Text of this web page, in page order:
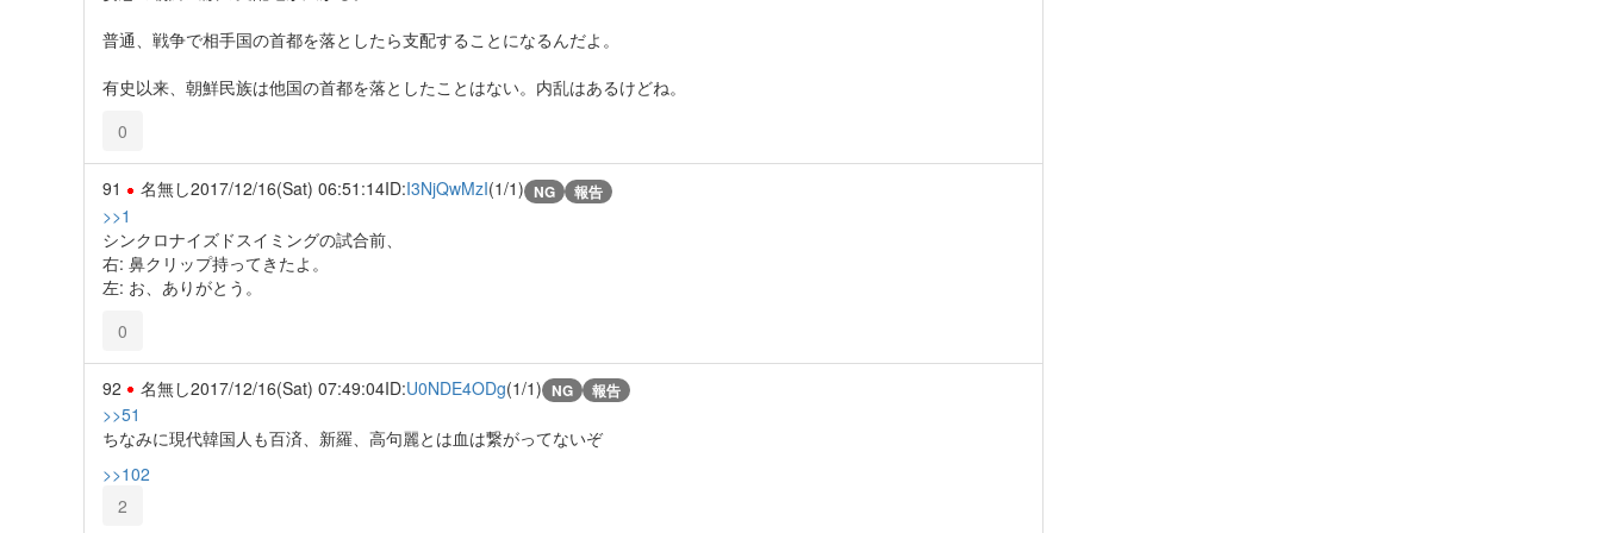
普通、戦争で相手国の首都を落としたら支配することになるんだよ。
有史以来、朝鮮民族は他国の首都を落としたことはない。内乱はあるけどね。
0
91 名無し2017/12/16(Sat) 06:51:14ID:I3NjQwMzI(1/1) NG 報告
>>1
シンクロナイズドスイミングの試合前、
右: 鼻クリップ持ってきたよ。
左: お、ありがとう。
0
92 名無し2017/12/16(Sat) 07:49:04ID:U0NDE4ODg(1/1) NG 報告
>>51
ちなみに現代韓国人も百済、新羅、高句麗とは血は繋がってないぞ
>>102
2